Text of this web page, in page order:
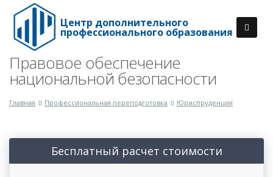
Центр дополнительного
профессионального образования
Правовое обеспечение
национальной безопасности
Главная Профессиональная переподготовка Юриспруденция
Бесплатный расчет стоимости